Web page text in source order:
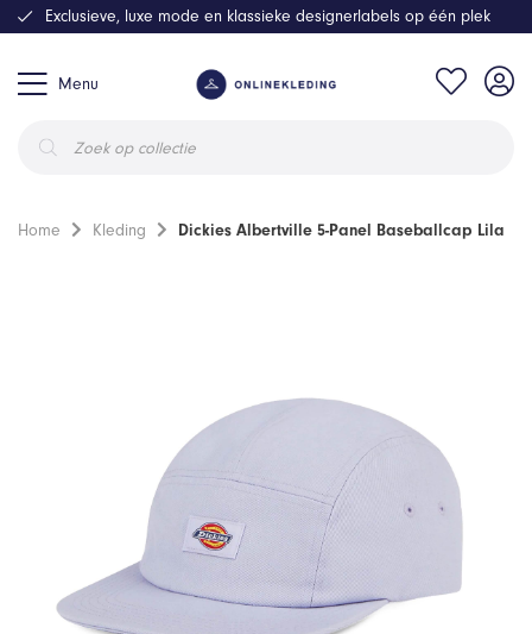
Menu
zoeken
Exclusieve, luxe mode en klassieke designerlabels op één plek
Home Kleding Dickies Albertville 5-Panel Baseballcap Lila